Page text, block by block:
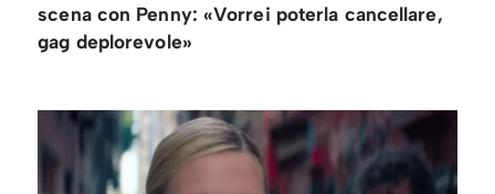
scena con Penny: «Vorrei poterla cancellare,
gag deplorevole»